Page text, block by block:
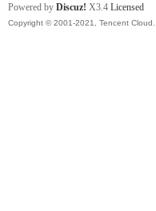
Powered by Discuz! X3.4 Licensed
Copyright © 2001-2021, Tencent Cloud.